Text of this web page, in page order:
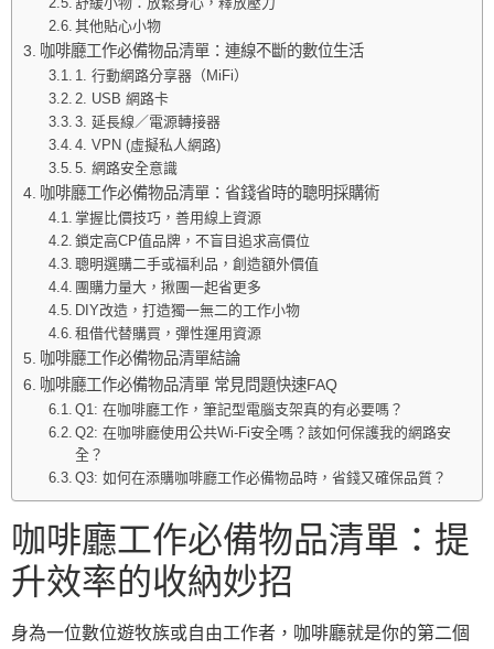
其他貼心小物
咖啡廳工作必備物品清單：連線不斷的數位生活
1. 行動網路分享器（MiFi）
2. USB 網路卡
3. 延長線／電源轉接器
4. VPN (虛擬私人網路)
5. 網路安全意識
咖啡廳工作必備物品清單：省錢省時的聰明採購術
掌握比價技巧，善用線上資源
鎖定高CP值品牌，不盲目追求高價位
聰明選購二手或福利品，創造額外價值
團購力量大，揪團一起省更多
DIY改造，打造獨一無二的工作小物
租借代替購買，彈性運用資源
咖啡廳工作必備物品清單結論
咖啡廳工作必備物品清單 常見問題快速FAQ
Q1: 在咖啡廳工作，筆記型電腦支架真的有必要嗎？
Q2: 在咖啡廳使用公共Wi-Fi安全嗎？該如何保護我的網路安
全？
Q3: 如何在添購咖啡廳工作必備物品時，省錢又確保品質？
咖啡廳工作必備物品清單：提
升效率的收納妙招
身為一位數位遊牧族或自由工作者，咖啡廳就是你的第二個